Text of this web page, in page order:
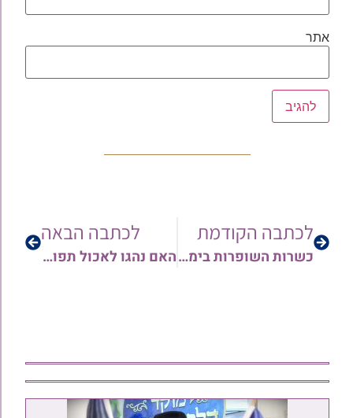
אתר
לכתבה הקודמת
כשרות השופרות בימינו | מאמר מקיף מאת הגאון רבי יוסף צברי שליט"א
לכתבה הבאה
האם נהגו לאכול תפוח בדבש – והאם יש בזה משום דבר שטיבולו במשקה | בירור הלכתי מקיף מאת הרב משה יפת